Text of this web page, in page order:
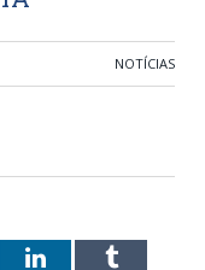
NOTÍCIAS
LinkedInTumblr